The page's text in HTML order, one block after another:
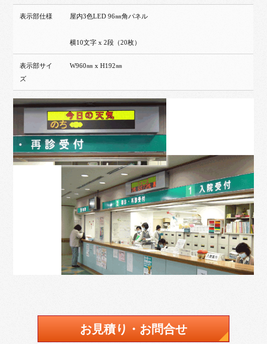
表示部仕様 屋内3色LED 96㎜角パネル
横10文字 x 2段（20枚）
表示部サイ
ズ
W960㎜ x H192㎜
お見積り・お問合せ